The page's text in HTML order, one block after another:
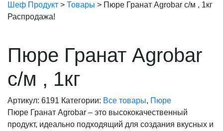
Шеф Продукт > Товары > Пюре Гранат Agrobar с/м , 1кг
Распродажа!
Пюре Гранат Agrobar
с/м , 1кг
Артикул: 6191 Категории: Все товары, Пюре
Пюре Гранат Agrobar – это высококачественный
продукт, идеально подходящий для создания вкусных и